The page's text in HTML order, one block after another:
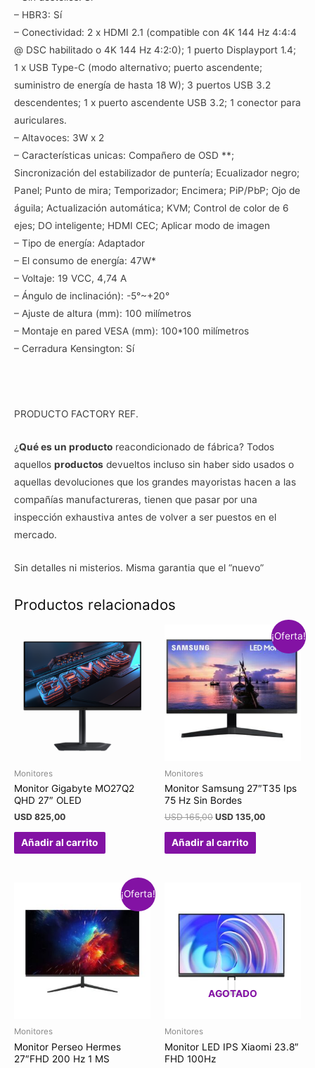
– HBR3: Sí
– Conectividad: 2 x HDMI 2.1 (compatible con 4K 144 Hz 4:4:4
@ DSC habilitado o 4K 144 Hz 4:2:0); 1 puerto Displayport 1.4;
1 x USB Type-C (modo alternativo; puerto ascendente;
suministro de energía de hasta 18 W); 3 puertos USB 3.2
descendentes; 1 x puerto ascendente USB 3.2; 1 conector para
auriculares.
– Altavoces: 3W x 2
– Características unicas: Compañero de OSD **;
Sincronización del estabilizador de puntería; Ecualizador negro;
Panel; Punto de mira; Temporizador; Encimera; PiP/PbP; Ojo de
águila; Actualización automática; KVM; Control de color de 6
ejes; DO inteligente; HDMI CEC; Aplicar modo de imagen
– Tipo de energía: Adaptador
– El consumo de energía: 47W*
– Voltaje: 19 VCC, 4,74 A
– Ángulo de inclinación): -5°~+20°
– Ajuste de altura (mm): 100 milímetros
– Montaje en pared VESA (mm): 100*100 milímetros
– Cerradura Kensington: Sí
PRODUCTO FACTORY REF.
¿Qué es un producto reacondicionado de fábrica? Todos
aquellos productos devueltos incluso sin haber sido usados o
aquellas devoluciones que los grandes mayoristas hacen a las
compañías manufactureras, tienen que pasar por una
inspección exhaustiva antes de volver a ser puestos en el
mercado.
Sin detalles ni misterios. Misma garantia que el “nuevo”
Productos relacionados
Monitores
Monitor Gigabyte MO27Q2
QHD 27″ OLED
USD 825,00
Añadir al carrito
¡Oferta!
Monitores
Monitor Samsung 27″T35 Ips
75 Hz Sin Bordes
USD165,00 USD 135,00
Añadir al carrito
¡Oferta!
Monitores
Monitor Perseo Hermes
27″FHD 200 Hz 1 MS
AGOTADO
Monitores
Monitor LED IPS Xiaomi 23.8″
FHD 100Hz